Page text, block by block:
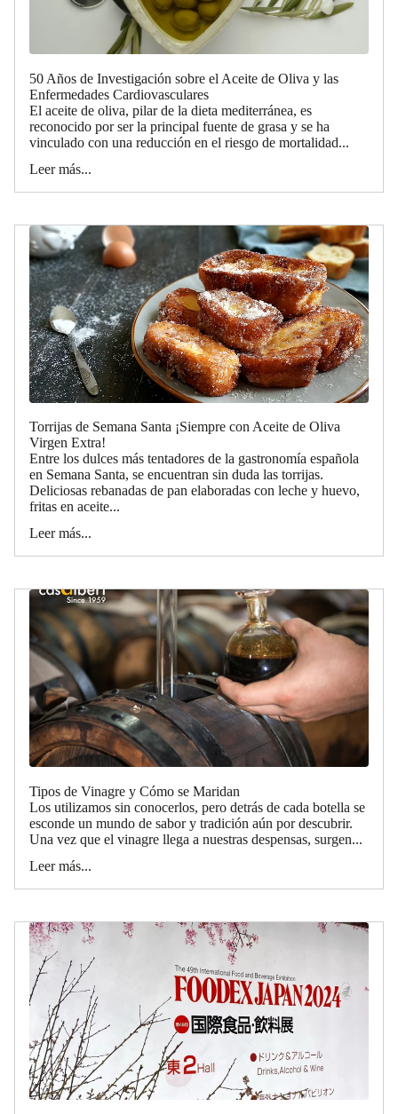
50 Años de Investigación sobre el Aceite de Oliva y las
Enfermedades Cardiovasculares
El aceite de oliva, pilar de la dieta mediterránea, es
reconocido por ser la principal fuente de grasa y se ha
vinculado con una reducción en el riesgo de mortalidad...
Leer más...
Torrijas de Semana Santa ¡Siempre con Aceite de Oliva
Virgen Extra!
Entre los dulces más tentadores de la gastronomía española
en Semana Santa, se encuentran sin duda las torrijas.
Deliciosas rebanadas de pan elaboradas con leche y huevo,
fritas en aceite...
Leer más...
Tipos de Vinagre y Cómo se Maridan
Los utilizamos sin conocerlos, pero detrás de cada botella se
esconde un mundo de sabor y tradición aún por descubrir.
Una vez que el vinagre llega a nuestras despensas, surgen...
Leer más...